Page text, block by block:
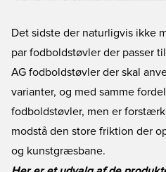
Det sidste der naturligvis ikke
par fodboldstøvler der passer
AG fodboldstøvler der skal
varianter, og med samme
fodboldstøvler, men er
modstå den store friktion der
og kunstgræsbane.